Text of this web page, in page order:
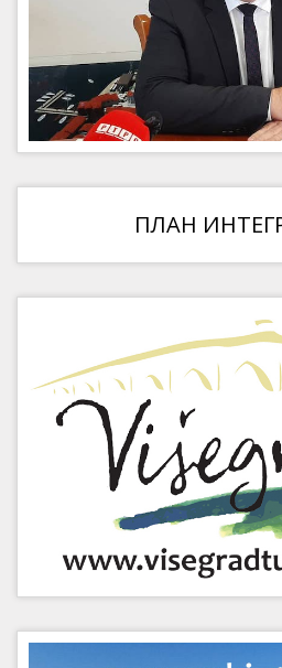
ПЛАН